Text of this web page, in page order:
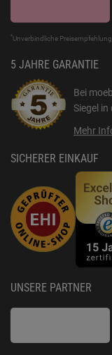
*Unverbindliche
5 JAHRE GARANTIE
Bei
Siegel
Mehr
SICHERER EINKAUF
UNSERE PARTNER